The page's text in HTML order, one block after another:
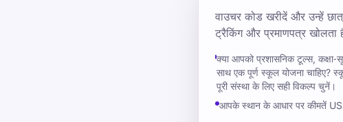
वाउचर कोड खरीदें और उन्हें
ट्रैकिंग और प्रमाणपत्र खोलता
क्या आपको प्रशासनिक टूल्स,
साथ एक पूर्ण स्कूल योजना चाहिए?
पूरी संस्था के लिए सही विकल्प चुनें।
आपके स्थान के आधार पर कीमतें